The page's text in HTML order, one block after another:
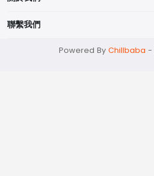
我的收藏
網站宗旨
聯繫我們
momo@chilbaba.com
Powered By Chillbaba -